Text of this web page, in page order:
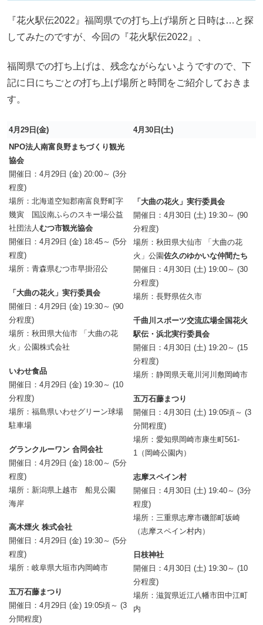
『花火駅伝2022』福岡県での打ち上げ場所と日時は…と探
してみたのですが、今回の『花火駅伝2022』、
福岡県での打ち上げは、残念ながらないようですので、下
記に日にちごとの打ち上げ場所と時間をご紹介しておきま
す。
4月29日(金)
4月30日(土)
NPO法人南富良野まちづくり観光
協会
開催日：4月29日 (金) 20:00～ (3分
程度)
場所：北海道空知郡南富良野町字
幾寅 国設南ふらのスキー場公益
社団法人 むつ市観光協会
開催日：4月29日 (金) 18:45～ (5分
程度)
場所：青森県むつ市早掛沼公
「大曲の花火」実行委員会
開催日：4月29日 (金) 19:30～ (90
分程度)
場所：秋田県大仙市 「大曲の花
火」公園株式会社
いわせ食品
開催日：4月29日 (金) 19:30～ (10
分程度)
場所：福島県いわせグリーン球場
駐車場
グランクルーワン 合同会社
開催日：4月29日 (金) 18:00～ (5分
程度)
場所：新潟県上越市 船見公園
海岸
高木煙火 株式会社
開催日：4月29日 (金) 19:30～ (5分
程度)
場所：岐阜県大垣市内岡崎市
五万石藤まつり
開催日：4月29日 (金) 19:05頃～ (3
分間程度)
「大曲の花火」実行委員会
開催日：4月30日 (土) 19:30～ (90
分程度)
場所：秋田県大仙市 「大曲の花
火」公園佐久のゆかいな仲間たち
開催日：4月30日 (土) 19:00～ (30
分程度)
場所：長野県佐久市
千曲川スポーツ交流広場全国花火
駅伝・浜北実行委員会
開催日：4月30日 (土) 19:20～ (15
分程度)
場所：静岡県天竜川河川敷岡崎市
五万石藤まつり
開催日：4月30日 (土) 19:05頃～ (3
分間程度)
場所：愛知県岡崎市康生町561-
1（岡崎公園内）
志摩スペイン村
開催日：4月30日 (土) 19:40～ (3分
程度)
場所：三重県志摩市磯部町坂崎
（志摩スペイン村内）
日枝神社
開催日：4月30日 (土) 19:30～ (10
分程度)
場所：滋賀県近江八幡市田中江町
内